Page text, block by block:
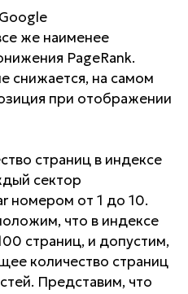
же наименее
PageRank.
снижается, на самом
при отображении
страниц в индексе
сектор
номером от 1 до 10.
что в индексе
страниц, и допустим,
количество страниц
Представим, что